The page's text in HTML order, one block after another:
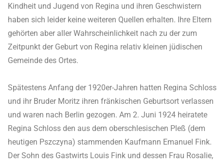
Kindheit und Jugend von Regina und ihren Geschwistern
haben sich leider keine weiteren Quellen erhalten. Ihre Eltern
gehörten aber aller Wahrscheinlichkeit nach zu der zum
Zeitpunkt der Geburt von Regina relativ kleinen jüdischen
Gemeinde des Ortes.
Spätestens Anfang der 1920er-Jahren hatten Regina Schloss
und ihr Bruder Moritz ihren fränkischen Geburtsort verlassen
und waren nach Berlin gezogen. Am 2. Juni 1924 heiratete
Regina Schloss den aus dem oberschlesischen Pleß (dem
heutigen Pszczyna) stammenden Kaufmann Emanuel Fink.
Der Sohn des Gastwirts Louis Fink und dessen Frau Rosalie,